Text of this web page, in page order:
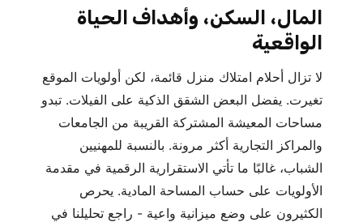
المال، السكن، وأهداف الحياة
الواقعية
لا تزال أحلام امتلاك منزل قائمة، لكن أولويات الموقع
تغيرت. يفضل البعض الشقق الذكية على الفيلات. تبدو
مساحات المعيشة المشتركة القريبة من الجامعات
والمراكز التجارية أكثر مرونة. بالنسبة للمهنيين
الشباب، غالبًا ما تأتي الاستقرارية الرقمية في مقدمة
الأولويات على حساب المساحة المادية. يحرص
الكثيرون على وضع ميزانية واعية - راجع تحليلنا في